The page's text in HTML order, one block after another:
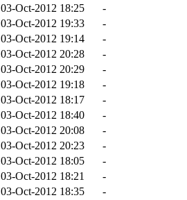
03-Oct-2012 18:25
-
03-Oct-2012 19:33
-
03-Oct-2012 19:14
-
03-Oct-2012 20:28
-
03-Oct-2012 20:29
-
03-Oct-2012 19:18
-
03-Oct-2012 18:17
-
03-Oct-2012 18:40
-
03-Oct-2012 20:08
-
03-Oct-2012 20:23
-
03-Oct-2012 18:05
-
03-Oct-2012 18:21
-
03-Oct-2012 18:35
-